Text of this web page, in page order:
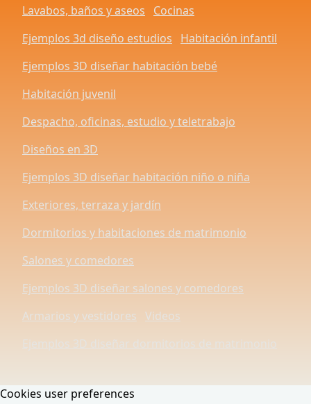
Lavabos, baños y aseos
Cocinas
Ejemplos 3d diseño estudios
Habitación infantil
Ejemplos 3D diseñar habitación bebé
Habitación juvenil
Despacho, oficinas, estudio y teletrabajo
Diseños en 3D
Ejemplos 3D diseñar habitación niño o niña
Exteriores, terraza y jardín
Dormitorios y habitaciones de matrimonio
Salones y comedores
Ejemplos 3D diseñar salones y comedores
Armarios y vestidores Videos
Ejemplos 3D diseñar dormitorios de matrimonio
Cookies user preferences